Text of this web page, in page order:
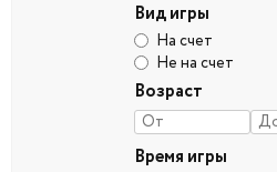
Вид игры
На счет
Не на счет
Возраст
Время игры